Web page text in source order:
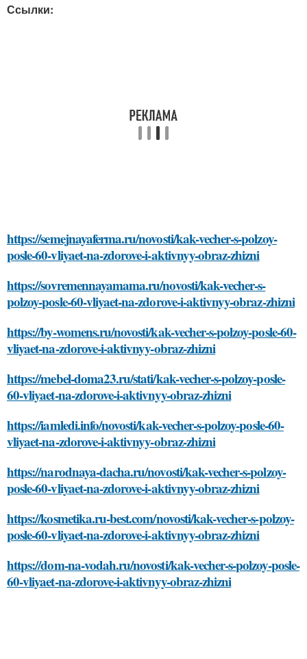
Ссылки:
https://semejnayaferma.ru/novosti/kak-vecher-s-polzoy-
posle-60-vliyaet-na-zdorove-i-aktivnyy-obraz-zhizni
https://sovremennayamama.ru/novosti/kak-vecher-s-
polzoy-posle-60-vliyaet-na-zdorove-i-aktivnyy-obraz-zhizni
https://by-womens.ru/novosti/kak-vecher-s-polzoy-posle-60-
vliyaet-na-zdorove-i-aktivnyy-obraz-zhizni
https://mebel-doma23.ru/stati/kak-vecher-s-polzoy-posle-
60-vliyaet-na-zdorove-i-aktivnyy-obraz-zhizni
https://iamledi.info/novosti/kak-vecher-s-polzoy-posle-60-
vliyaet-na-zdorove-i-aktivnyy-obraz-zhizni
https://narodnaya-dacha.ru/novosti/kak-vecher-s-polzoy-
posle-60-vliyaet-na-zdorove-i-aktivnyy-obraz-zhizni
https://kosmetika.ru-best.com/novosti/kak-vecher-s-polzoy-
posle-60-vliyaet-na-zdorove-i-aktivnyy-obraz-zhizni
https://dom-na-vodah.ru/novosti/kak-vecher-s-polzoy-posle-
60-vliyaet-na-zdorove-i-aktivnyy-obraz-zhizni